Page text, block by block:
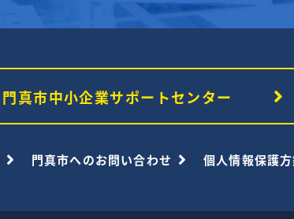
門真市中小企業サポートセンター
門真市へのお問い合わせ 個人情報保護